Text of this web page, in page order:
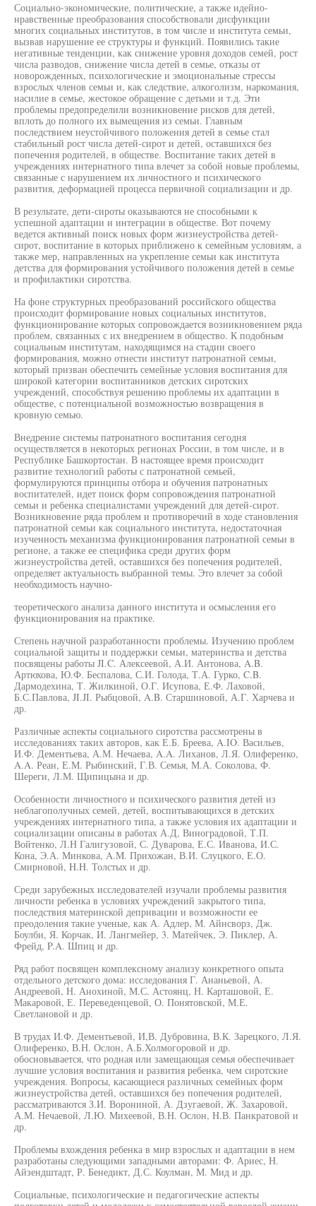
Социально-экономические, политические, а также идейно-
нравственные преобразования способствовали дисфункции
многих социальных институтов, в том числе и института семьи,
вызвав нарушение ее структуры и функций. Появились такие
негативные тенденции, как снижение уровня доходов семей, рост
числа разводов, снижение числа детей в семье, отказы от
новорожденных, психологические и эмоциональные стрессы
взрослых членов семьи и, как следствие, алкоголизм, наркомания,
насилие в семье, жестокое обращение с детьми и т.д. Эти
проблемы предопределили возникновение рисков для детей,
вплоть до полного их вымещения из семьи. Главным
последствием неустойчивого положения детей в семье стал
стабильный рост числа детей-сирот и детей, оставшихся без
попечения родителей, в обществе. Воспитание таких детей в
учреждениях интернатного типа влечет за собой новые проблемы,
связанные с нарушением их личностного и психического
развития, деформацией процесса первичной социализации и др.
В результате, дети-сироты оказываются не способными к
успешной адаптации и интеграции в обществе. Вот почему
ведется активный поиск новых форм жизнеустройства детей-
сирот, воспитание в которых приближено к семейным условиям, а
также мер, направленных на укрепление семьи как института
детства для формирования устойчивого положения детей в семье
и профилактики сиротства.
На фоне структурных преобразований российского общества
происходит формирование новых социальных институтов,
функционирование которых сопровождается возникновением ряда
проблем, связанных с их внедрением в общество. К подобным
социальным институтам, находящимся на стадии своего
формирования, можно отнести институт патронатной семьи,
который призван обеспечить семейные условия воспитания для
широкой категории воспитанников детских сиротских
учреждений, способствуя решению проблемы их адаптации в
обществе, с потенциальной возможностью возвращения в
кровную семью.
Внедрение системы патронатного воспитания сегодня
осуществляется в некоторых регионах России, в том числе, и в
Республике Башкортостан. В настоящее время происходит
развитие технологий работы с патронатной семьей,
формулируются принципы отбора и обучения патронатных
воспитателей, идет поиск форм сопровождения патронатной
семьи и ребенка специалистами учреждений для детей-сирот.
Возникновение ряда проблем и противоречий в ходе становления
патронатной семьи как социального института, недостаточная
изученность механизма функционирования патронатной семьи в
регионе, а также ее специфика среди других форм
жизнеустройства детей, оставшихся без попечения родителей,
определяет актуальность выбранной темы. Это влечет за собой
необходимость научно-
теоретического анализа данного института и осмысления его
функционирования на практике.
Степень научной разработанности проблемы. Изучению проблем
социальной защиты и поддержки семьи, материнства и детства
посвящены работы JI.C. Алексеевой, А.И. Антонова, A.B.
Артюхова, Ю.Ф. Беспалова, С.И. Голода, Т.А. Гурко, C.B.
Дармодехина, Т. Жилкиной, О.Г. Исупова, Е.Ф. Лаховой,
Б.С.Павлова, JI.JI. Рыбцовой, A.B. Старшиновой, А.Г. Харчева и
др.
Различные аспекты социального сиротства рассмотрены в
исследованиях таких авторов, как Е.Б. Бреева, A.IO. Васильев,
И.Ф. Дементьева, А.М. Нечаева, A.A. Лиханов, Л.Я. Олиференко,
A.A. Реан, Е.М. Рыбинский, Г.В. Семья, М.А. Соколова, Ф.
Шереги, Л.М. Щипицына и др.
Особенности личностного и психического развития детей из
неблагополучных семей, детей, воспитывающихся в детских
учреждениях интернатного типа, а также условия их адаптации и
социализации описаны в работах А.Д, Виноградовой, Т.П.
Войтенко, Л.Н Галигузовой, С. Дуварова, Е.С. Иванова, И.С.
Кона, Э.А. Минкова, A.M. Прихожан, В.И. Слуцкого, Е.О.
Смирновой, H.H. Толстых и др.
Среди зарубежных исследователей изучали проблемы развития
личности ребенка в условиях учреждений закрытого типа,
последствия материнской депривации и возможности ее
преодоления такие ученые, как А. Адлер, М. Айнсворз, Дж.
Боулби, Я. Корчак, И. Лангмейер, 3. Матейчек, Э. Пиклер, А.
Фрейд, P.A. Шпиц и др.
Ряд работ посвящен комплексному анализу конкретного опыта
отдельного детского дома: исследования Г. Ананьевой, А.
Андреевой, Н. Анохиной, М.С. Астоянц, Н. Карташовой, Е.
Макаровой, Е. Переведенцевой, О. Понятовской, М.Е.
Светлановой и др.
В трудах И.Ф. Дементьевой, И,В. Дубровина, В.К. Зарецкого, Л.Я.
Олиференко, В.Н. Ослон, А.Б.Холмогоровой и др.
обосновывается, что родная или замещающая семья обеспечивает
лучшие условия воспитания и развития ребенка, чем сиротские
учреждения. Вопросы, касающиеся различных семейных форм
жизнеустройства детей, оставшихся без попечения родителей,
рассматриваются З.И. Ворониной, А. Дзугаевой, Ж. Захаровой,
А.М. Нечаевой, Л.Ю. Михеевой, В.Н. Ослон, Н.В. Панкратовой и
др.
Проблемы вхождения ребенка в мир взрослых и адаптации в нем
разработаны следующими западными авторами: Ф. Ариес, Н.
Айзендштадт, Р. Бенедикт, Д.С. Коулман, М. Мид и др.
Социальные, психологические и педагогические аспекты